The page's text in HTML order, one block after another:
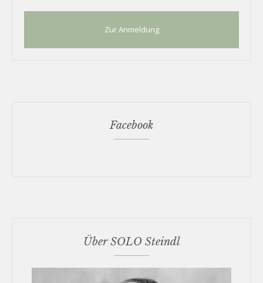
Zur Anmeldung
Facebook
Über SOLO Steindl